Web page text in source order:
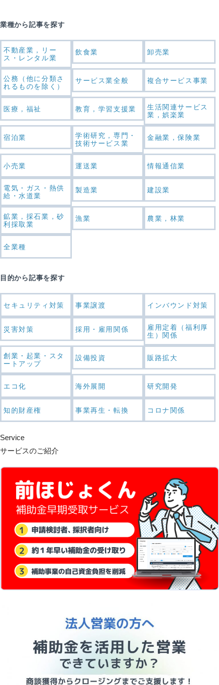
業種から記事を探す
不動産業，リー
ス・レンタル業
飲食業 卸売業
公務（他に分類さ
れるものを除く）
サービス業全般 複合サービス事業
医療，福祉 教育，学習支援業
生活関連サービス
業，娯楽業
宿泊業
学術研究，専門・
技術サービス業
金融業，保険業
小売業 運送業 情報通信業
電気・ガス・熱供
給・水道業
製造業 建設業
鉱業，採石業，砂
利採取業
漁業 農業，林業
全業種
目的から記事を探す
セキュリティ対策 事業譲渡 インバウンド対策
災害対策 採用・雇用関係
雇用定着（福利厚
生）関係
創業・起業・スタ
ートアップ
設備投資 販路拡大
エコ化 海外展開 研究開発
知的財産権 事業再生・転換 コロナ関係
Service
サービスのご紹介